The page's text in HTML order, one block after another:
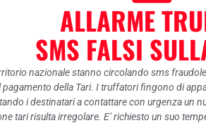
ALLARME
SMS FALSI
nazionale stanno circolando sms
pagamento della Tari. I truffatori fingono di
i destinatari a contattare con urgenza un
tari risulta irregolare. E’ richiesto un suo